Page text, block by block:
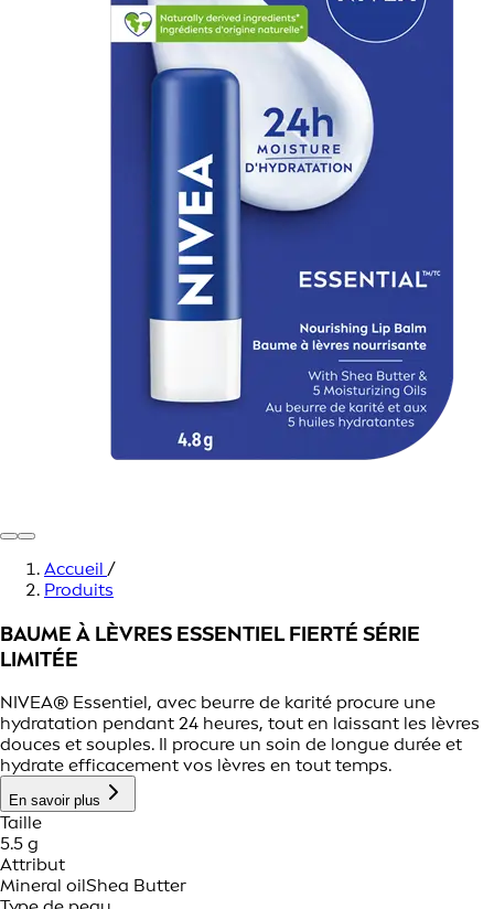
Accueil /
Produits
BAUME À LÈVRES ESSENTIEL FIERTÉ SÉRIE
LIMITÉE
NIVEA® Essentiel, avec beurre de karité procure une
hydratation pendant 24 heures, tout en laissant les lèvres
douces et souples. Il procure un soin de longue durée et
hydrate efficacement vos lèvres en tout temps.
En savoir plus
Taille
5.5 g
Attribut
Mineral oilShea Butter